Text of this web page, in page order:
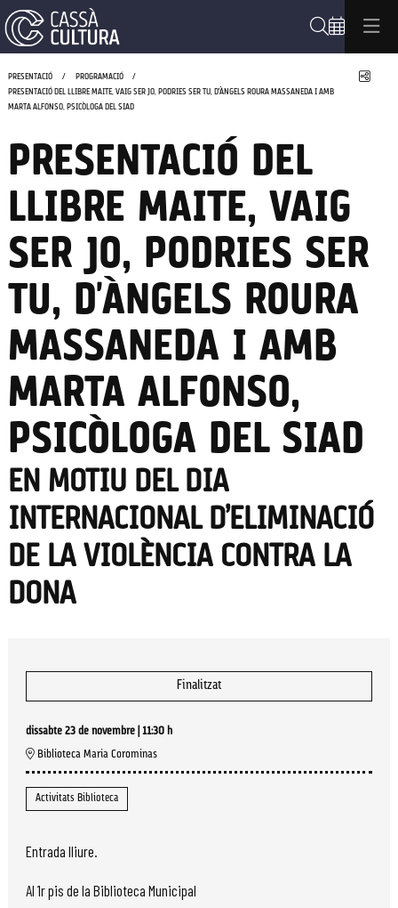
PRESENTACIÓ
PROGRAMACIÓ
PRESENTACIÓ DEL LLIBRE MAITE, VAIG SER JO, PODRIES SER TU, D'ÀNGELS ROURA MASSANEDA I AMB
MARTA ALFONSO, PSICÒLOGA DEL SIAD
PRESENTACIÓ DEL
LLIBRE MAITE, VAIG
SER JO, PODRIES SER
TU, D'ÀNGELS ROURA
MASSANEDA I AMB
MARTA ALFONSO,
PSICÒLOGA DEL SIAD
EN MOTIU DEL DIA
INTERNACIONAL D’ELIMINACIÓ
DE LA VIOLÈNCIA CONTRA LA
DONA
Finalitzat
dissabte 23 de novembre
11:30 h
Biblioteca Maria Corominas
Activitats Biblioteca
Entrada lliure.
Al 1r pis de la Biblioteca Municipal